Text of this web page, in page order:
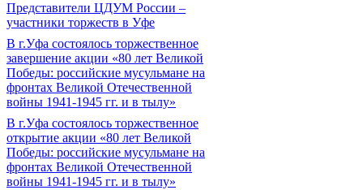
Представители ЦДУМ России –
участники торжеств в Уфе
В г.Уфа состоялось торжественное
завершение акции «80 лет Великой
Победы: российские мусульмане на
фронтах Великой Отечественной
войны 1941-1945 гг. и в тылу»
В г.Уфа состоялось торжественное
открытие акции «80 лет Великой
Победы: российские мусульмане на
фронтах Великой Отечественной
войны 1941-1945 гг. и в тылу»